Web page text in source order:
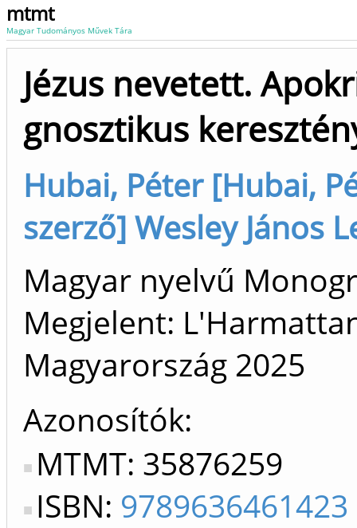
mtmt
Magyar Tudományos Művek Tára
Jézus nevetett.
gnosztikus
Hubai, Péter [Hubai,
szerző] Wesley János
Magyar nyelvű
Megjelent:
Magyarország 2025
Azonosítók
MTMT: 35876259
ISBN: 9789636461423